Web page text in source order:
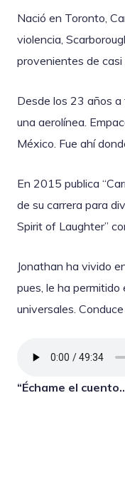
Nació en Toronto,
violencia,
provenientes de casi
Desde los 23 años
una aerolínea.
México. Fue ahí
En 2015 publica
de su carrera para
Spirit of Laughter”
Jonathan ha vivido
pues, le ha
universales.
“Échame el